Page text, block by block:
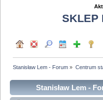
SKLEP
Stanisław Lem - Forum » Centrum
Stanisław Lem -